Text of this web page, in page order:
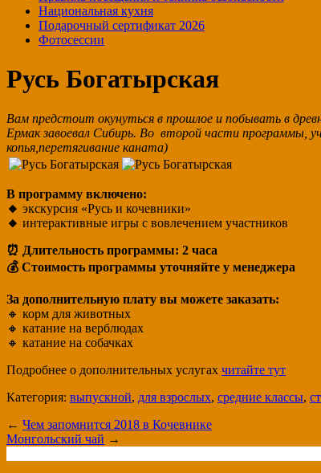
Национальная кухня
Подарочный сертификат 2026
Фотосессии
Русь Богатырская
Вам предстоит окунуться в прошлое и побывать в
Ермак завоевал Сибирь. Во второй части программы,
копья,перетягивание каната)
В программу включено:
🔸 экскурсия «Русь и кочевники»
🔸 интерактивные игры с вовлечением участников
⏰ Длительность программы: 2 часа
💰 Стоимость программы уточняйте у менеджера
За дополнительную плату вы можете заказать:
🔸 корм для животных
🔸 катание на верблюдах
🔸 катание на собачках
Подробнее о дополнительных услугах читайте тут
Категория: выпускной, для взрослых, средние классы,
← Чем запомнится 2018 в Кочевнике
Монгольский чай →